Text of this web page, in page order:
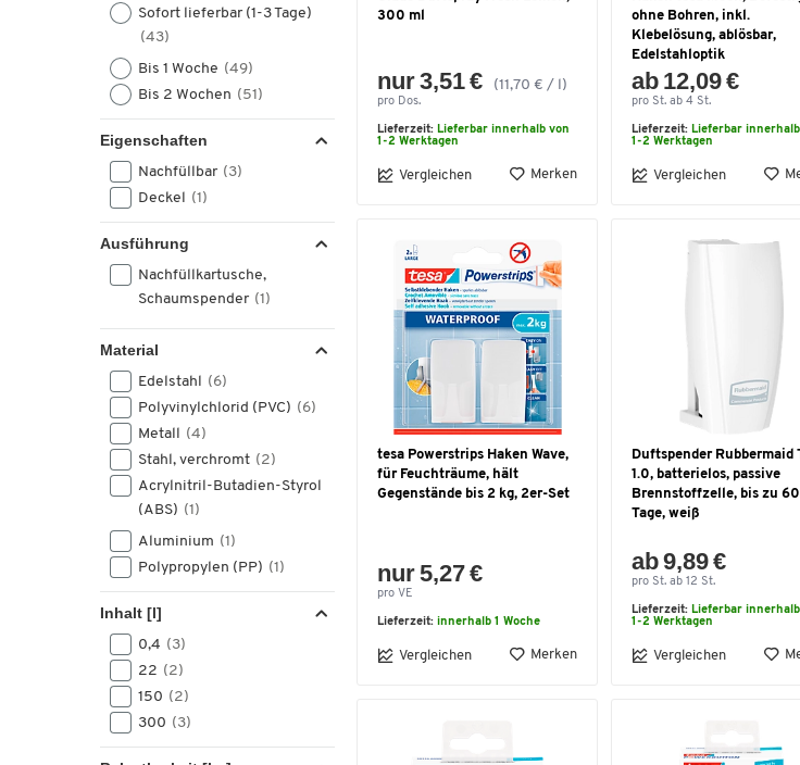
Sofort lieferbar (1-3 Tage)
(43)
Bis 1 Woche (49)
Bis 2 Wochen (51)
Eigenschaften
Nachfüllbar (3)
Deckel (1)
Ausführung
Nachfüllkartusche,
Schaumspender (1)
Material
Edelstahl (6)
Polyvinylchlorid (PVC) (6)
Metall (4)
Stahl, verchromt (2)
Acrylnitril-Butadien-Styrol
(ABS) (1)
Aluminium (1)
Polypropylen (PP) (1)
Inhalt [l]
0,4 (3)
22 (2)
150 (2)
300 (3)
300 ml
nur 3,51 € (11,70 € / l)
pro Dos.
Lieferzeit: Lieferbar innerhalb von
1-2 Werktagen
Vergleichen Merken
ohne Bohren, inkl.
Klebelösung, ablösbar,
Edelstahloptik
ab 12,09 €
pro St. ab 4 St.
Lieferzeit: Lieferbar
1-2 Werktagen
Vergleichen
tesa Powerstrips Haken Wave,
für Feuchträume, hält
Gegenstände bis 2 kg, 2er-Set
nur 5,27 €
pro VE
Lieferzeit: innerhalb 1 Woche
Vergleichen Merken
Duftspender Rubbermaid
1.0, batterielos, passive
Brennstoffzelle, bis zu 60
Tage, weiß
ab 9,89 €
pro St. ab 12 St.
Lieferzeit: Lieferbar
1-2 Werktagen
Vergleichen